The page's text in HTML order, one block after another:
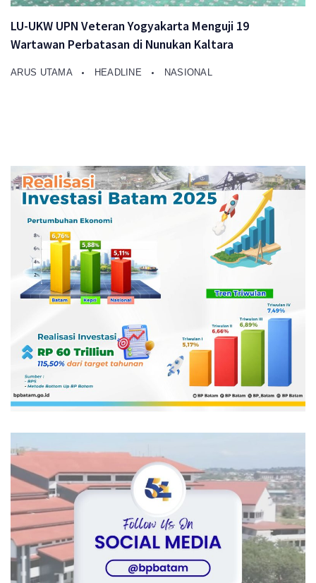
LU-UKW UPN Veteran Yogyakarta Menguji 19
Wartawan Perbatasan di Nunukan Kaltara
ARUS UTAMA HEADLINE NASIONAL